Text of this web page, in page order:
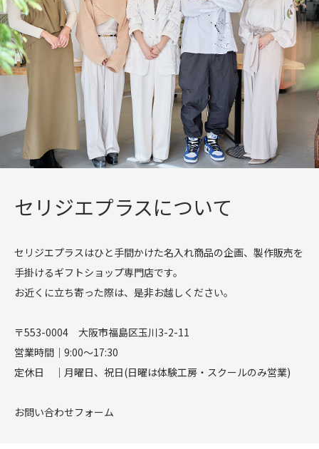
セリジエプラスについて
セリジエプラスはひと手間かけた名入れ商品の企画、製作販売を
手掛けるギフトショップ専門店です。
お近くに立ち寄った際は、是非お越しください。
〒553-0004 大阪市福島区玉川3-2-11
営業時間｜9:00〜17:30
定休日 ｜月曜日、祝日(日曜は体験工房・スクールのみ営業)
お問い合わせフォーム